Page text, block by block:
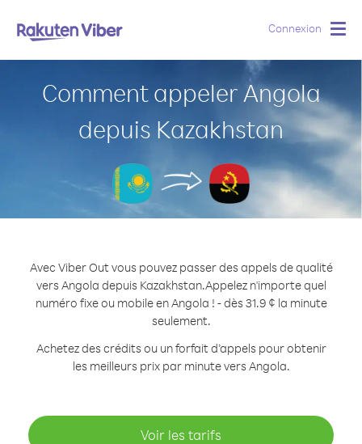
Connexion
Comment appeler Angola
depuis Kazakhstan
Avec Viber Out vous pouvez passer des appels de qualité
vers Angola depuis Kazakhstan.Appelez n'importe quel
numéro fixe ou mobile en Angola ! - dès 31.9 ¢ la minute
seulement.
Achetez des crédits ou un forfait d’appels pour obtenir
les meilleurs prix par minute vers Angola.
Voir les tarifs